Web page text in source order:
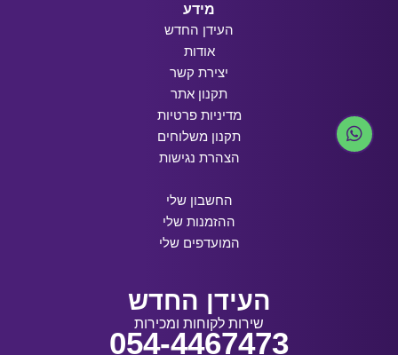
מידע
העידן החדש
אודות
יצירת קשר
תקנון אתר
מדיניות פרטיות
תקנון משלוחים
הצהרת נגישות
החשבון שלי
ההזמנות שלי
המועדפים שלי
העידן החדש
שירות לקוחות ומכירות
054-4467473